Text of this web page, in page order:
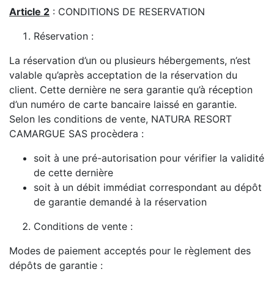
Article 2 : CONDITIONS DE RESERVATION
Réservation :
La réservation d’un ou plusieurs hébergements, n’est
valable qu’après acceptation de la réservation du
client. Cette dernière ne sera garantie qu’à réception
d’un numéro de carte bancaire laissé en garantie.
Selon les conditions de vente, NATURA RESORT
CAMARGUE SAS procèdera :
soit à une pré-autorisation pour vérifier la validité
de cette dernière
soit à un débit immédiat correspondant au dépôt
de garantie demandé à la réservation
Conditions de vente :
Modes de paiement acceptés pour le règlement des
dépôts de garantie :